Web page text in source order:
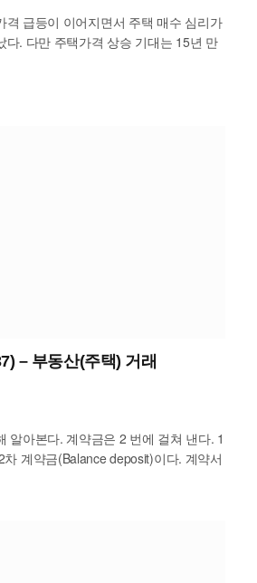
격 급등이 이어지면서 주택 매수 심리가
다. 다만 주택가격 상승 기대는 15년 만
– 부동산(주택) 거래
알아본다. 계약금은 2 번에 걸쳐 낸다. 1
계약금(Balance deposit)이다. 계약서